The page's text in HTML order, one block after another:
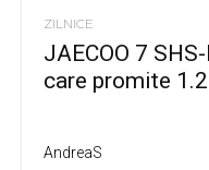
ZILNICE
JAECOO 7
care promite
AndreaS